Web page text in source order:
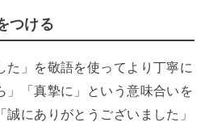
つける
た」を敬語を使ってより丁寧に
」「真摯に」という意味合いを
にありがとうございました」